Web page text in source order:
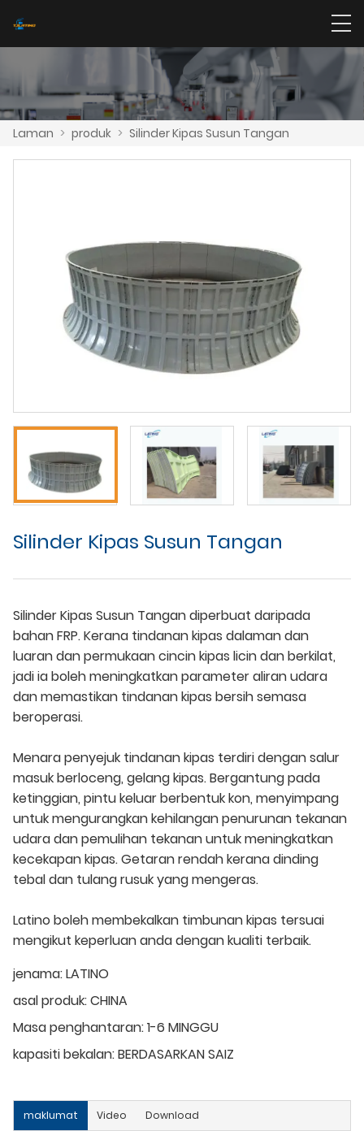
Laman > produk > Silinder Kipas Susun Tangan
Silinder Kipas Susun Tangan
Silinder Kipas Susun Tangan diperbuat daripada
bahan FRP. Kerana tindanan kipas dalaman dan
luaran dan permukaan cincin kipas licin dan berkilat,
jadi ia boleh meningkatkan parameter aliran udara
dan memastikan tindanan kipas bersih semasa
beroperasi.
Menara penyejuk tindanan kipas terdiri dengan salur
masuk berloceng, gelang kipas. Bergantung pada
ketinggian, pintu keluar berbentuk kon, menyimpang
untuk mengurangkan kehilangan penurunan tekanan
udara dan pemulihan tekanan untuk meningkatkan
kecekapan kipas. Getaran rendah kerana dinding
tebal dan tulang rusuk yang mengeras.
Latino boleh membekalkan timbunan kipas tersuai
mengikut keperluan anda dengan kualiti terbaik.
jenama:LATINO
asal produk:CHINA
Masa penghantaran:1-6 MINGGU
kapasiti bekalan:BERDASARKAN SAIZ
maklumat Video Download